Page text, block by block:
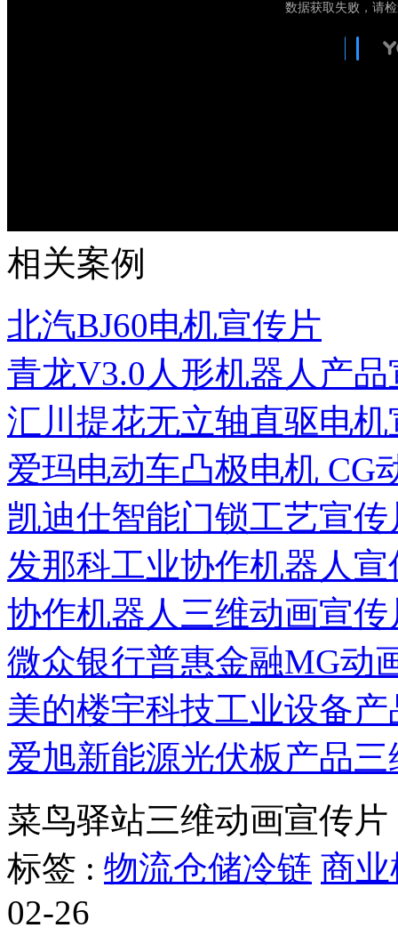
相关案例
北汽BJ60电机宣传片
青龙V3.0人形机器人产品
汇川提花无立轴直驱电机
爱玛电动车凸极电机 CG
凯迪仕智能门锁工艺宣传
发那科工业协作机器人宣
协作机器人三维动画宣传
微众银行普惠金融MG动
美的楼宇科技工业设备
爱旭新能源光伏板产品三
菜鸟驿站三维动画宣传片
标签 : 物流仓储冷链 商
02-26